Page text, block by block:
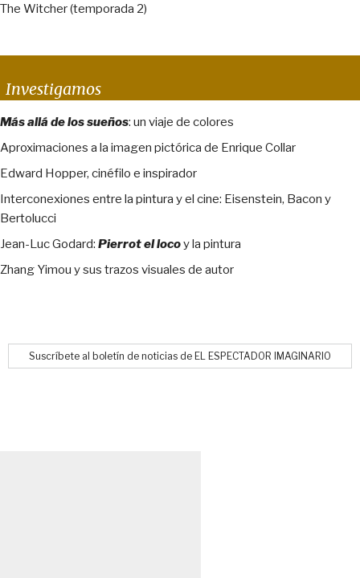
The Witcher (temporada 2)
Investigamos
Más allá de los sueños: un viaje de colores
Aproximaciones a la imagen pictórica de Enrique Collar
Edward Hopper, cinéfilo e inspirador
Interconexiones entre la pintura y el cine: Eisenstein, Bacon y
Bertolucci
Jean-Luc Godard: Pierrot el locoy la pintura
Zhang Yimou y sus trazos visuales de autor
Suscríbete al boletín de noticias de EL ESPECTADOR IMAGINARIO